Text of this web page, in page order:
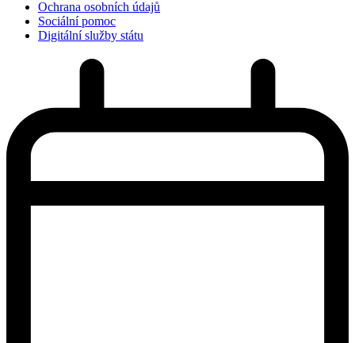
Ochrana osobních údajů
Sociální pomoc
Digitální služby státu